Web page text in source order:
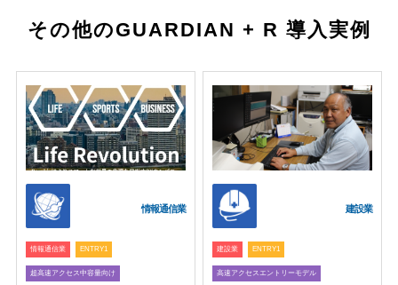
その他のGUARDIAN + R 導入実例
情報通信業
情報通信業 ENTRY1
超高速アクセス中容量向け
建設業
建設業 ENTRY1
高速アクセスエントリーモデル